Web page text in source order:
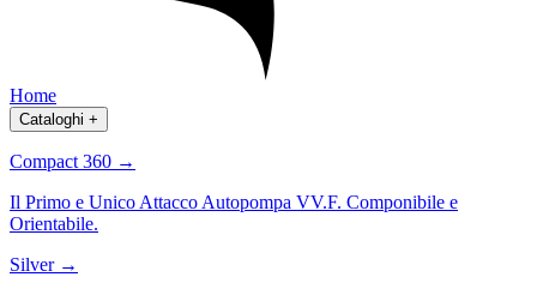
Home
Cataloghi +
Compact 360 →
Il Primo e Unico Attacco Autopompa VV.F. Componibile e
Orientabile.
Silver →